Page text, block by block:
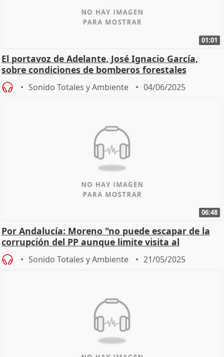
01:01
El portavoz de Adelante, José Ignacio García,
sobre condiciones de bomberos forestales
Sonido Totales y Ambiente 04/06/2025
06:48
Por Andalucía: Moreno "no puede escapar de la
corrupción del PP aunque limite visita al
Parlamento"
Sonido Totales y Ambiente 21/05/2025